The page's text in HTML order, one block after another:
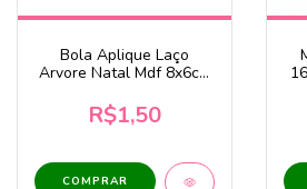
Bola Aplique Laço
Arvore Natal Mdf 8x6cm
R$1,50